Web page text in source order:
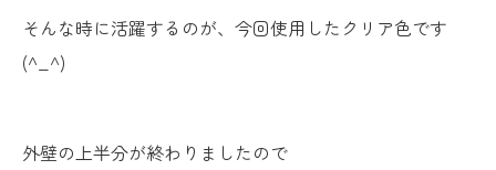
そんな時に活躍するのが、今回使用したクリア色です
(^_^)
外壁の上半分が終わりましたので